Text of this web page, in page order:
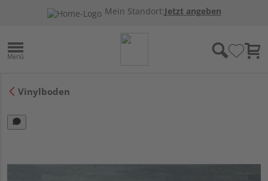
Mein Standort:Jetzt angeben
Vinylboden